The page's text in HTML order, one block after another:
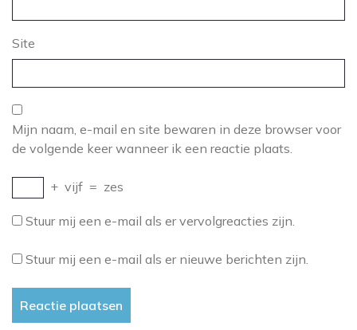
Site
Mijn naam, e-mail en site bewaren in deze browser voor
de volgende keer wanneer ik een reactie plaats.
+ vijf = zes
Stuur mij een e-mail als er vervolgreacties zijn.
Stuur mij een e-mail als er nieuwe berichten zijn.